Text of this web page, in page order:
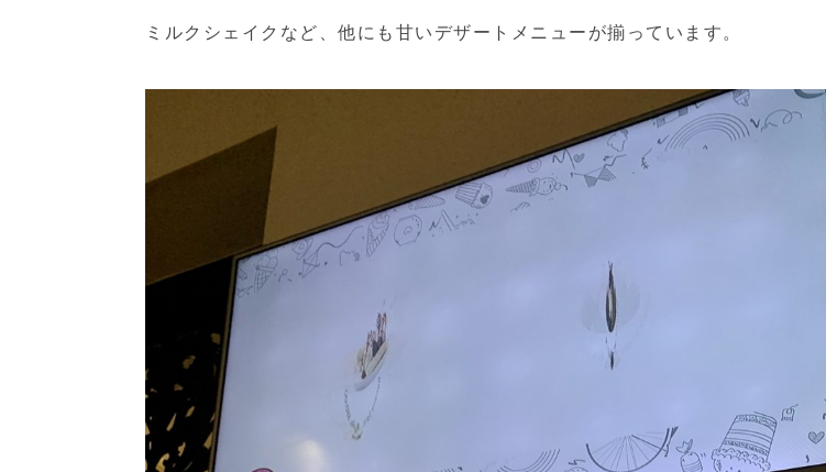
ミルクシェイクなど、他にも甘いデザートメニューが揃っています。